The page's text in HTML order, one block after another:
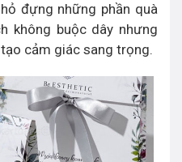
đựng những phần quà
không buộc dây nhưng
cảm giác sang trọng.